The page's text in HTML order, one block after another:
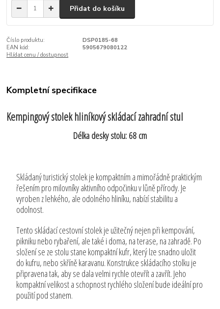
Přidat do košíku
Číslo produktu:
DSP0185-68
EAN kód:
5905679080122
Hlídat cenu / dostupnost
Kompletní specifikace
Kempingový stolek hliníkový skládací zahradní stul
Délka desky stolu: 68 cm
Skládaný turistický stolek je kompaktním a mimořádně praktickým
řešením pro milovníky aktivního odpočinku v lůně přírody. Je
vyroben z lehkého, ale odolného hliníku, nabízí stabilitu a
odolnost.
Tento skládací cestovní stolek je užitečný nejen při kempování,
pikniku nebo rybaření, ale také i doma, na terase, na zahradě. Po
složení se ze stolu stane kompaktní kufr, který lze snadno uložit
do kufru, nebo skříně karavanu. Konstrukce skládacího stolku je
připravena tak, aby se dala velmi rychle otevřít a zavřít. Jeho
kompaktní velikost a schopnost rychlého složení bude ideální pro
použití pod stanem.